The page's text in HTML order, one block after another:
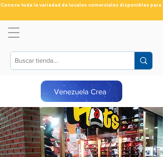
Conoce toda la variedad de locales comerciales disponibles para ti
Venezuela Crea